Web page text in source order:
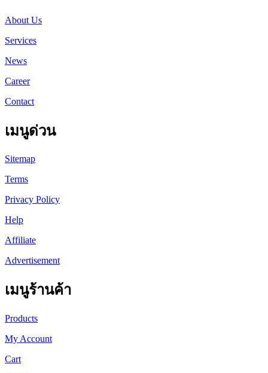
About Us
Services
News
Career
Contact
เมนูด่วน
Sitemap
Terms
Privacy Policy
Help
Affiliate
Advertisement
เมนูร้านค้า
Products
My Account
Cart